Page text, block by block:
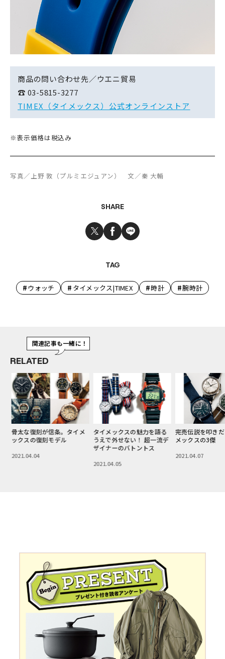
商品の問い合わせ先／ウエニ貿易
☎ 03-5815-3277
TIMEX（タイメックス）公式オンラインストア
※表示価格は税込み
写真／上野 敦（プルミエジュアン） 文／秦 大輔
SHARE
TAG
# ウォッチ # タイメックス|TIMEX #時計 #腕時計
RELATED
関連記事も一緒に！
骨太な復刻が信条。タイメ
ックスの復刻モデル
2021.04.04
タイメックスの魅力を語る
うえで外せない！ 超一流デ
ザイナーのバトントス
2021.04.05
完売伝説を叩き
メックスの3傑
2021.04.07